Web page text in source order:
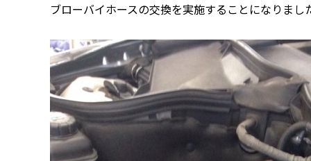
ブローバイホースの交換を実施することになりまし